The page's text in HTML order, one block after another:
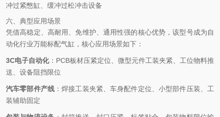
冲过紧憋缸、缓冲过松冲击设备
六、典型应用场景
凭借高稳定、高耐用、免维护、通用性强的核心优势，该型号成为自
动化行业万能标配气缸，核心应用场景如下：
3C电子自动化：PCB板材压紧定位、微型元件工装夹紧、工位物料推
送、设备阻挡限位
汽车零部件产线：焊接工装夹紧、车身配件定位、小型部件压装、工
装辅助固定